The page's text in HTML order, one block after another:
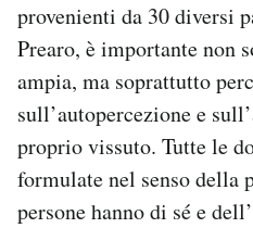
provenienti da 30 diversi
Prearo, è importante non
ampia, ma soprattutto
sull’autopercezione e
proprio vissuto. Tutte le
formulate nel senso della
persone hanno di sé e